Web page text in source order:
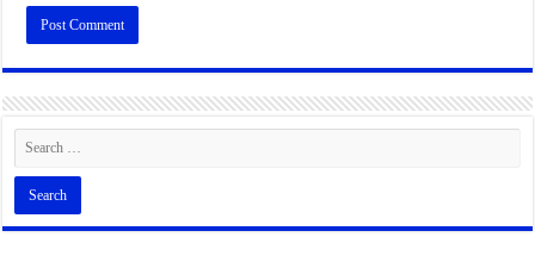
Alternative: